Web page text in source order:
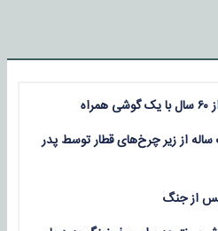
از زیر چرخ‌های قطار توسط پدر